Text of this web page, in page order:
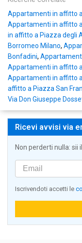
Appartamenti in affitto
Appartamenti in affitto
in affitto a Piazza degli
Borromeo Milano,
Bonfadini,
Appartamenti in affitto
Appartamenti in affitto
affitto a Piazza San
Via Don Giuseppe
Ricevi avvisi via
Non perderti nulla:
Iscrivendoti accetti le